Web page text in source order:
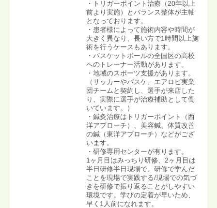
・トリガーポイント治療（20年以上
前より実施）とバランス整体が主軸
となっております。
・患者様によって施術内容や時間が
大きく異なり、長い方で1時間以上施
術を行うケースもあります。
・バスケットボールの全国区の高校
へのトレーナー活動があります。
・地域のスポーツ支援があります。
（サッカーやバスケ、エアロビ実業
団チームと契約し、選手が来店した
り、実際に選手が治療補助として働
いています。）
・鍼灸治療はトリガーポイント（西
洋アプローチ）、美容鍼、体質改善
の鍼（東洋アプローチ）などがござ
います。
・研修専用センターが有ります。
1ヶ月目はみっちり研修、2ヶ月目は
半日研修半日現場で、研修で学んだ
ことを現場で実践する/現場での気づ
きを研修で振り返ることがしやすい
環境です。学びの定着が早いため、
早く1人前になれます。